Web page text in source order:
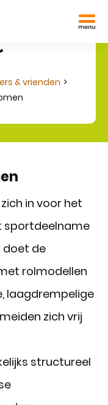
& vrienden
in voor het
sportdeelname
doet de
rolmodellen
laagdrempelige
zich vrij
structureel